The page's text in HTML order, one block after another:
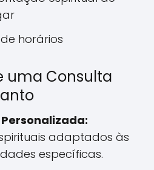
horários
uma Consulta
adaptados às
específicas.